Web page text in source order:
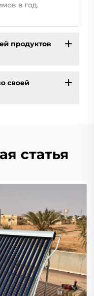
в год.
продуктов
своей
статья